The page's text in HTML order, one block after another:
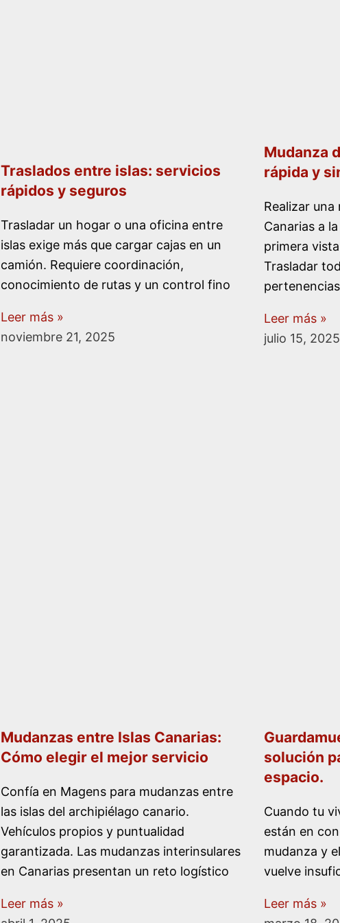
Traslados entre islas: servicios
rápidos y seguros
Trasladar un hogar o una oficina entre
islas exige más que cargar cajas en un
camión. Requiere coordinación,
conocimiento de rutas y un control fino
Leer más »
noviembre 21, 2025
Mudanza
rápida y
Realizar una
Canarias a
primera
Trasladar
Leer más »
julio 15, 2025
Mudanzas entre Islas Canarias:
Cómo elegir el mejor servicio
Confía en Magens para mudanzas entre
las islas del archipiélago canario.
Vehículos propios y puntualidad
garantizada. Las mudanzas interinsulares
en Canarias presentan un reto logístico
Leer más »
solución
espacio.
Cuando tu
están en
mudanza y
vuelve
Leer más »